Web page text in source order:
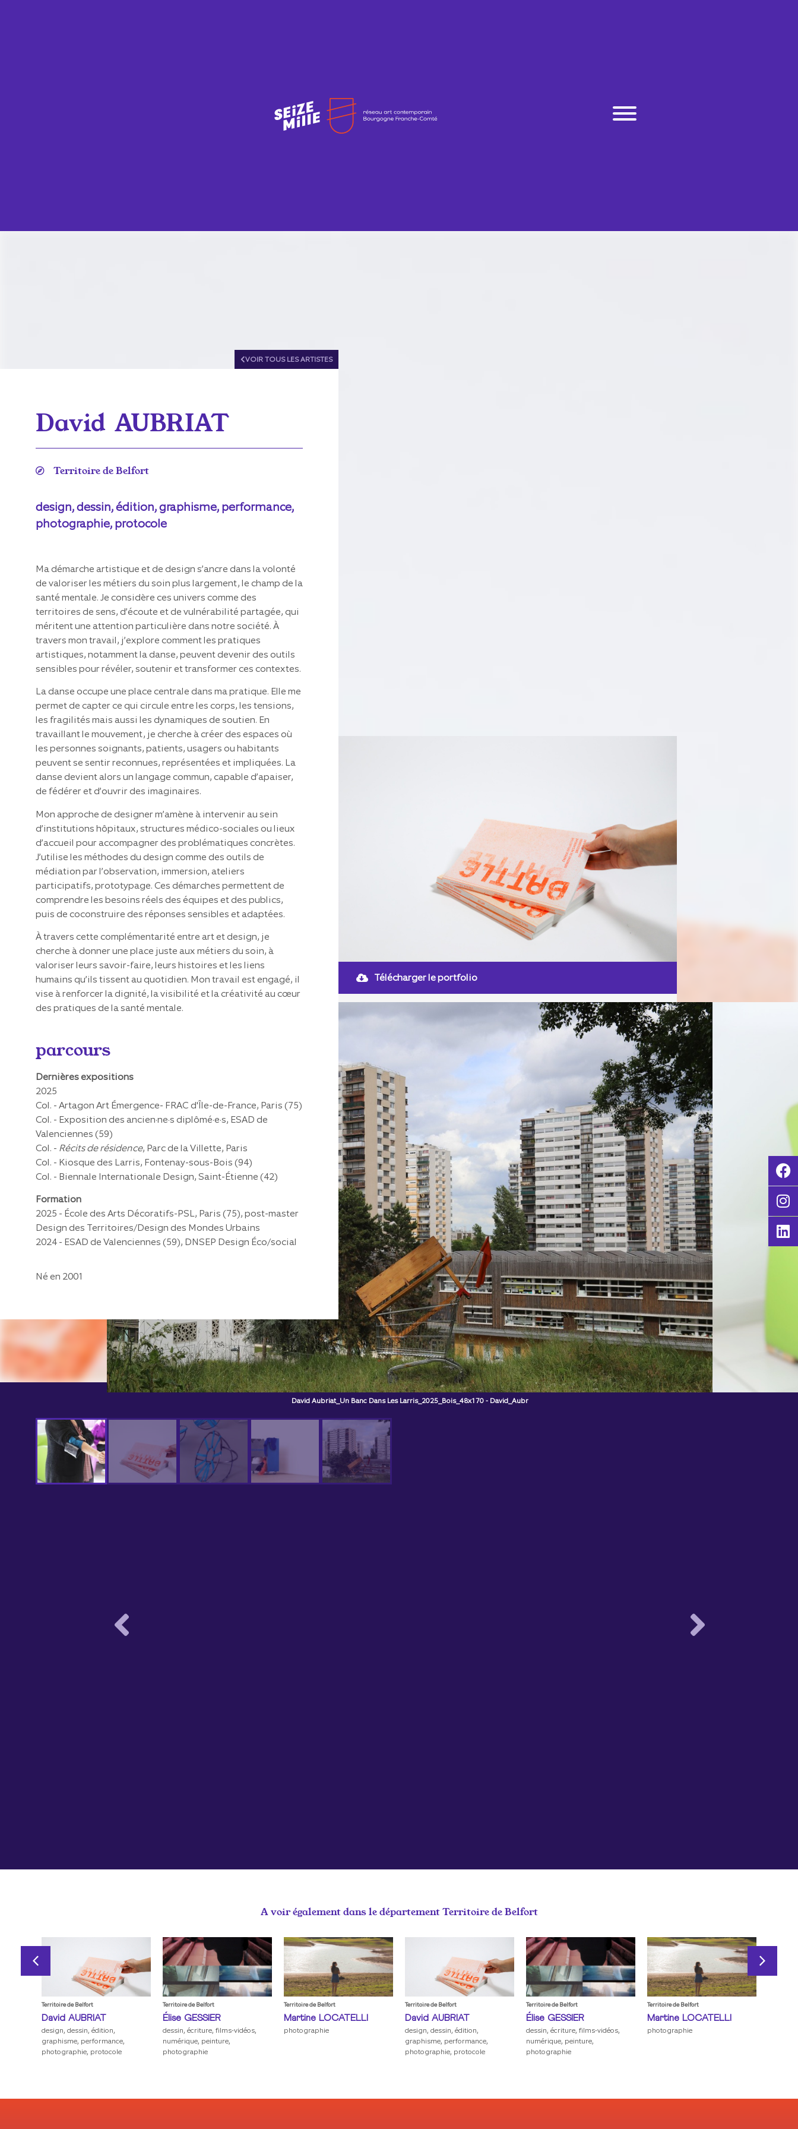
VOIR TOUS LES ARTISTES
David AUBRIAT
Territoire de Belfort
design, dessin, édition, graphisme, performance,
photographie, protocole
Ma démarche artistique et de design s’ancre dans la volonté
de valoriser les métiers du soin plus largement, le champ de la
santé mentale. Je considère ces univers comme des
territoires de sens, d’écoute et de vulnérabilité partagée, qui
méritent une attention particulière dans notre société. À
travers mon travail, j’explore comment les pratiques
artistiques, notamment la danse, peuvent devenir des outils
sensibles pour révéler, soutenir et transformer ces contextes.
La danse occupe une place centrale dans ma pratique. Elle me
permet de capter ce qui circule entre les corps, les tensions,
les fragilités mais aussi les dynamiques de soutien. En
travaillant le mouvement, je cherche à créer des espaces où
les personnes soignants, patients, usagers ou habitants
peuvent se sentir reconnues, représentées et impliquées. La
danse devient alors un langage commun, capable d’apaiser,
de fédérer et d’ouvrir des imaginaires.
Mon approche de designer m’amène à intervenir au sein
d’institutions hôpitaux, structures médico-sociales ou lieux
d’accueil pour accompagner des problématiques concrètes.
J’utilise les méthodes du design comme des outils de
médiation par l’observation, immersion, ateliers
participatifs, prototypage. Ces démarches permettent de
comprendre les besoins réels des équipes et des publics,
puis de coconstruire des réponses sensibles et adaptées.
À travers cette complémentarité entre art et design, je
cherche à donner une place juste aux métiers du soin, à
valoriser leurs savoir-faire, leurs histoires et les liens
humains qu’ils tissent au quotidien. Mon travail est engagé, il
vise à renforcer la dignité, la visibilité et la créativité au cœur
des pratiques de la santé mentale.
parcours
Dernières expositions
2025
Col. - Artagon Art Émergence- FRAC d'Île-de-France, Paris (75)
Col. - Exposition des ancien·ne·s diplômé·e·s, ESAD de
Valenciennes (59)
Col. - Récits de résidence, Parc de la Villette, Paris
Col. - Kiosque des Larris, Fontenay-sous-Bois (94)
Col. - Biennale Internationale Design, Saint-Étienne (42)
Formation
2025 - École des Arts Décoratifs-PSL, Paris (75), post-master
Design des Territoires/Design des Mondes Urbains
2024 - ESAD de Valenciennes (59), DNSEP Design Éco/social
Né en 2001
Télécharger le portfolio
Performance Protocoles
Je travaille avec des scolaires
-Propose des interventions en et hors milieu scolaire
-Ouvert à la collaboration, coproduction ou postproduction
avec d’autres artistes
-Médiation artistique
-Commissariat d’exposition
90000 Belfort
07 89 54 18 35
david.aubriat@gmail.com
Site internet
Instagram
Cartographie des artistes
A voir également dans le départementTerritoire de Belfort
Territoire de Belfort
David AUBRIAT
design, dessin, édition,
graphisme, performance,
photographie, protocole
Territoire de Belfort
Élise GESSIER
dessin, écriture, films-vidéos,
numérique, peinture,
photographie
Territoire de Belfort
Martine LOCATELLI
photographie
Territoire de Belfort
David AUBRIAT
design, dessin, édition,
graphisme, performance,
photographie, protocole
Territoire de Belfort
Élise GESSIER
dessin, écriture, films-vidéos,
numérique, peinture,
photographie
Territoire de Belfort
Martine LOCATELLI
photographie